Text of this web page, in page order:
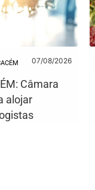
07/08/2026
Câmara
alojar